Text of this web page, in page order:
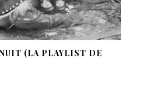
(LA PLAYLIST DE